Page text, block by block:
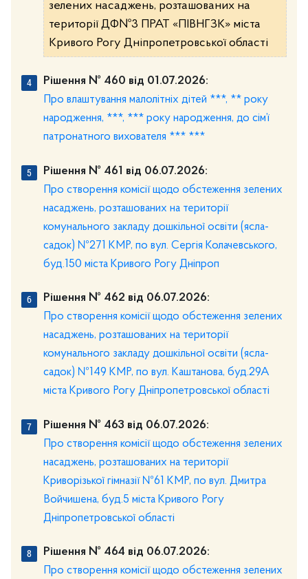
зелених насаджень, розташованих на
території ДФ№3 ПРАТ «ПІВНГЗК» міста
Кривого Рогу Дніпропетровської області
Рішення № 460 від 01.07.2026:
Про влаштування малолітніх дітей ***, ** року
народження, ***, *** року народження, до сім’ї
патронатного вихователя *** ***
Рішення № 461 від 06.07.2026:
Про створення комісії щодо обстеження зелених
насаджень, розташованих на території
комунального закладу дошкільної освіти (ясла-
садок) №271 КМР, по вул. Сергія Колачевського,
буд.150 міста Кривого Рогу Дніпроп
Рішення № 462 від 06.07.2026:
Про створення комісії щодо обстеження зелених
насаджень, розташованих на території
комунального закладу дошкільної освіти (ясла-
садок) №149 КМР, по вул. Каштанова, буд.29А
міста Кривого Рогу Дніпропетровської області
Рішення № 463 від 06.07.2026:
Про створення комісії щодо обстеження зелених
насаджень, розташованих на території
Криворізької гімназії №61 КМР, по вул. Дмитра
Войчишена, буд.5 міста Кривого Рогу
Дніпропетровської області
Рішення № 464 від 06.07.2026:
Про створення комісії щодо обстеження зелених